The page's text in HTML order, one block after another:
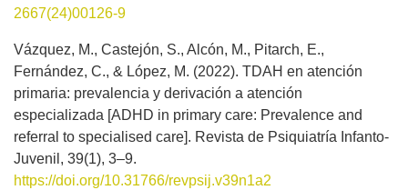
2667(24)00126-9
Vázquez, M., Castejón, S., Alcón, M., Pitarch, E.,
Fernández, C., & López, M. (2022). TDAH en atención
primaria: prevalencia y derivación a atención
especializada [ADHD in primary care: Prevalence and
referral to specialised care]. Revista de Psiquiatría Infanto-
Juvenil, 39(1), 3–9.
https://doi.org/10.31766/revpsij.v39n1a2